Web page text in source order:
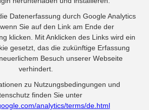
Datenerfassung durch Google Analytics
Sie auf den Link am Ende der
klicken. Mit Anklicken des Links wird ein
gesetzt, das die zukünftige Erfassung
Besuch unserer Webseite
verhindert.
zu Nutzungsbedingungen und
finden Sie unter
analytics/terms/de.html